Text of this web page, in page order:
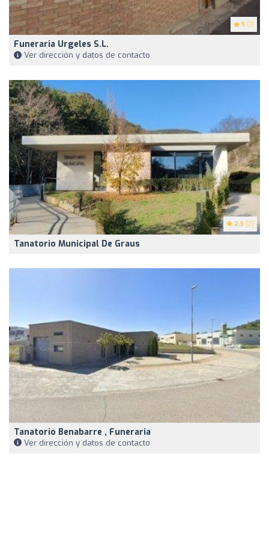
5 (1)
Funeraria Urgeles S.L.
Ver dirección y datos de contacto
2.5 (2)
Tanatorio Municipal De Graus
Tanatorio Benabarre , Funeraria
Ver dirección y datos de contacto